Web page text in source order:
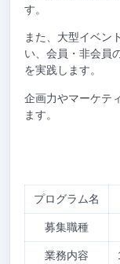
す。
また、大型イベン
い、会員・非会員
を実践します。
企画力やマーケテ
ます。
プログラム名
募集職種
業務内容